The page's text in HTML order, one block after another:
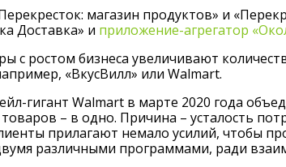
магазин продуктов» и
Доставка» и приложение-агрегатор
с ростом бизнеса увеличивают
«ВкусВилл» или Walmart.
гигант Walmart в марте 2020 года
– в одно. Причина – усталость
прилагают немало усилий, чтобы
различными программами, ради